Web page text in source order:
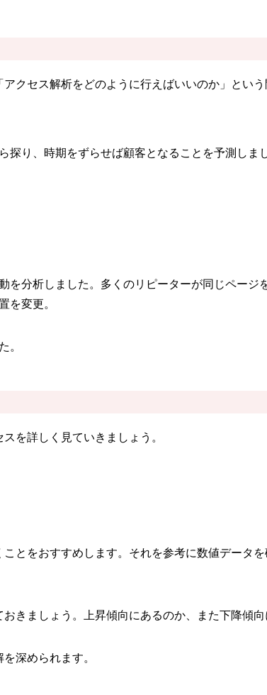
クセス解析をどのように行えばいいのか」とい
探り、時期をずらせば顧客となることを予測し
分析しました。多くのリピーターが同じペー
を変更。
。
を詳しく見ていきましょう。
とをおすすめします。それを参考に数値データ
きましょう。上昇傾向にあるのか、また下降傾向
深められます。